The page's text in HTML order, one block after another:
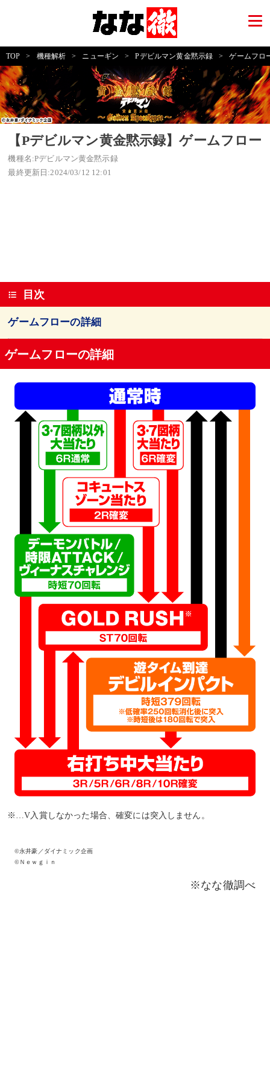
TOP > 機種解析 > ニューギン > Pデビルマン黄金黙示録 > ゲームフロ
【Pデビルマン黄金黙示録】ゲームフロー
機種名:Pデビルマン黄金黙示録
最終更新日:2024/03/12 12:01
目次
ゲームフローの詳細
ゲームフローの詳細
※…V入賞しなかった場合、確変には突入しません。
©永井豪／ダイナミック企画
©Ｎｅｗｇｉｎ
※なな徹調べ